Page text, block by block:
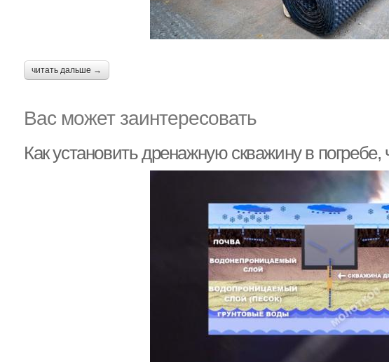
читать дальше →
Вас может заинтересовать
Как установить дренажную скважину в погребе,